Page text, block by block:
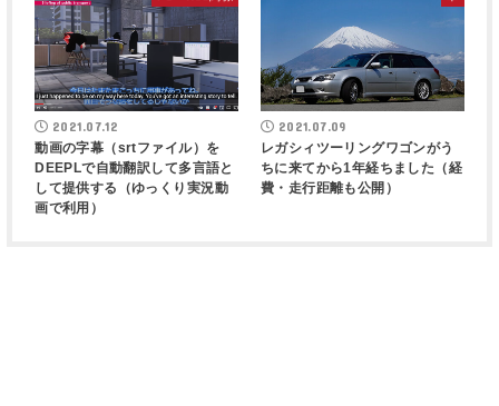
2021.07.12
動画の字幕（srtファイル）を
DEEPLで自動翻訳して多言語と
して提供する（ゆっくり実況動
画で利用）
2021.07.09
レガシィツーリングワゴンがう
ちに来てから1年経ちました（経
費・走行距離も公開）